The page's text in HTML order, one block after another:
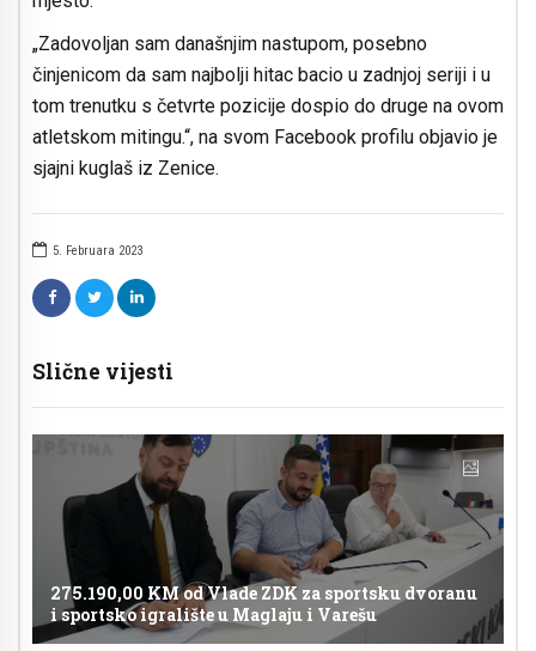
5. Februara 2023
Slične vijesti
275.190,00 KM od Vlade ZDK za sportsku dvoranu
i sportsko igralište u Maglaju i Varešu
„Zadovoljan sam današnjim nastupom, posebno
činjenicom da sam najbolji hitac bacio u zadnjoj seriji i u
tom trenutku s četvrte pozicije dospio do druge na ovom
atletskom mitingu.“, na svom Facebook profilu objavio je
sjajni kuglaš iz Zenice.